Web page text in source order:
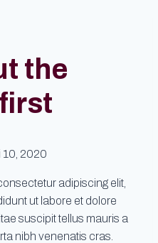
the
10, 2020
adipiscing elit,
ut labore et dolore
suscipit tellus mauris a
nibh venenatis cras.